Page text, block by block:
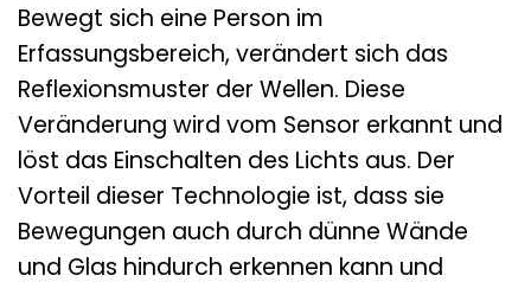
Bewegt sich eine Person im
Erfassungsbereich, verändert sich das
Reflexionsmuster der Wellen. Diese
Veränderung wird vom Sensor erkannt und
löst das Einschalten des Lichts aus. Der
Vorteil dieser Technologie ist, dass sie
Bewegungen auch durch dünne Wände
und Glas hindurch erkennen kann und